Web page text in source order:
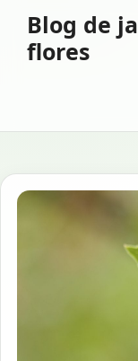
contenido
Blog de
flores